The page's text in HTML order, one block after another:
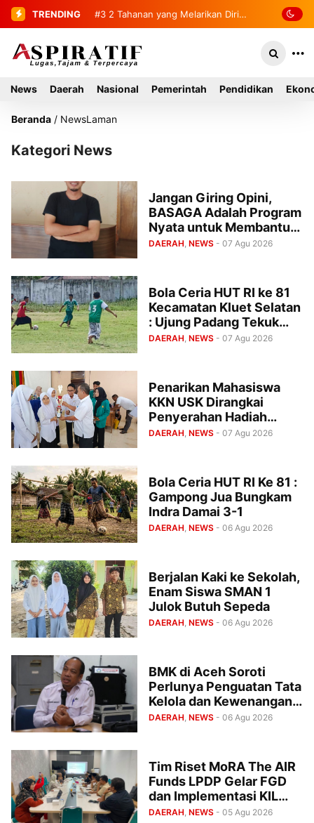
TRENDING #3 2 Tahanan yang Melarikan Diri
News Daerah Nasional Pemerintah Pendidikan
Beranda / NewsLaman
Kategori News
Jangan Giring Opini,
BASAGA Adalah Program
Nyata untuk Membantu
Petani Aceh Selatan
DAERAH, NEWS - 07 Agu 2026
Bola Ceria HUT RI ke 81
Kecamatan Kluet Selatan
: Ujung Padang Tekuk
Gampong Kapeh 7-0
DAERAH, NEWS - 07 Agu 2026
Penarikan Mahasiswa
KKN USK Dirangkai
Penyerahan Hadiah
Lomba Cerdas Cermat,
DAERAH, NEWS - 07 Agu 2026
Bola Ceria HUT RI Ke 81 :
Gampong Jua Bungkam
Indra Damai 3-1
DAERAH, NEWS - 06 Agu 2026
Berjalan Kaki ke Sekolah,
Enam Siswa SMAN 1
Julok Butuh Sepeda
DAERAH, NEWS - 06 Agu 2026
BMK di Aceh Soroti
Perlunya Penguatan Tata
Kelola dan Kewenangan
Monitoring Program
DAERAH, NEWS - 06 Agu 2026
Tim Riset MoRA The AIR
Funds LPDP Gelar FGD
dan Implementasi KIL
dan Penandatanganan
DAERAH, NEWS - 05 Agu 2026